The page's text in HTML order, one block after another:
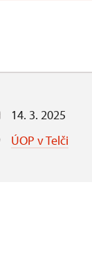
14. 3. 2025
ÚOP v Telči